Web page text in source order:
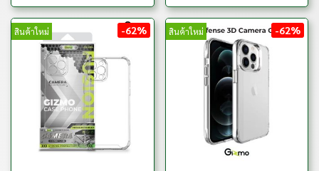
สินค้าใหม่ -62% สินค้าใหม่ -62%